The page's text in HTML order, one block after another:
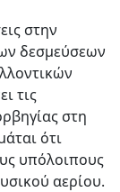
στην
δεσμεύσεων
τις
στη
ότι
υπόλοιπους
αερίου.